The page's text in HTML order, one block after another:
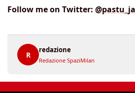
Follow me on Twitter:
R
redazione
Redazione SpaziMilan